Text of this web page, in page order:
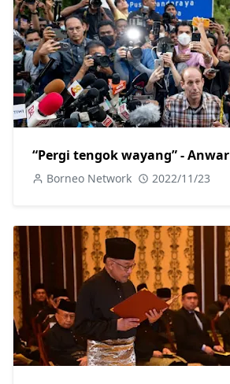
“Pergi tengok wayang” - Anwar
Borneo Network 2022/11/23